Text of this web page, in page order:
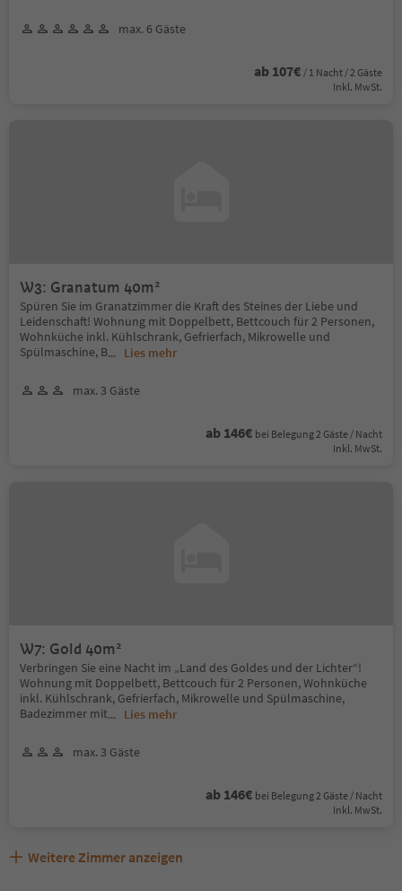
max. 6 Gäste
ab 107€ / 1 Nacht / 2 Gäste
Inkl. MwSt.
W3: Granatum 40m²
Spüren Sie im Granatzimmer die Kraft des Steines der Liebe und
Leidenschaft! Wohnung mit Doppelbett, Bettcouch für 2 Personen,
Wohnküche inkl. Kühlschrank, Gefrierfach, Mikrowelle und
Spülmaschine, B... Lies mehr
max. 3 Gäste
ab 146€ bei Belegung 2 Gäste / Nacht
Inkl. MwSt.
W7: Gold 40m²
Verbringen Sie eine Nacht im „Land des Goldes und der Lichter“!
Wohnung mit Doppelbett, Bettcouch für 2 Personen, Wohnküche
inkl. Kühlschrank, Gefrierfach, Mikrowelle und Spülmaschine,
Badezimmer mit... Lies mehr
max. 3 Gäste
ab 146€ bei Belegung 2 Gäste / Nacht
Inkl. MwSt.
Weitere Zimmer anzeigen